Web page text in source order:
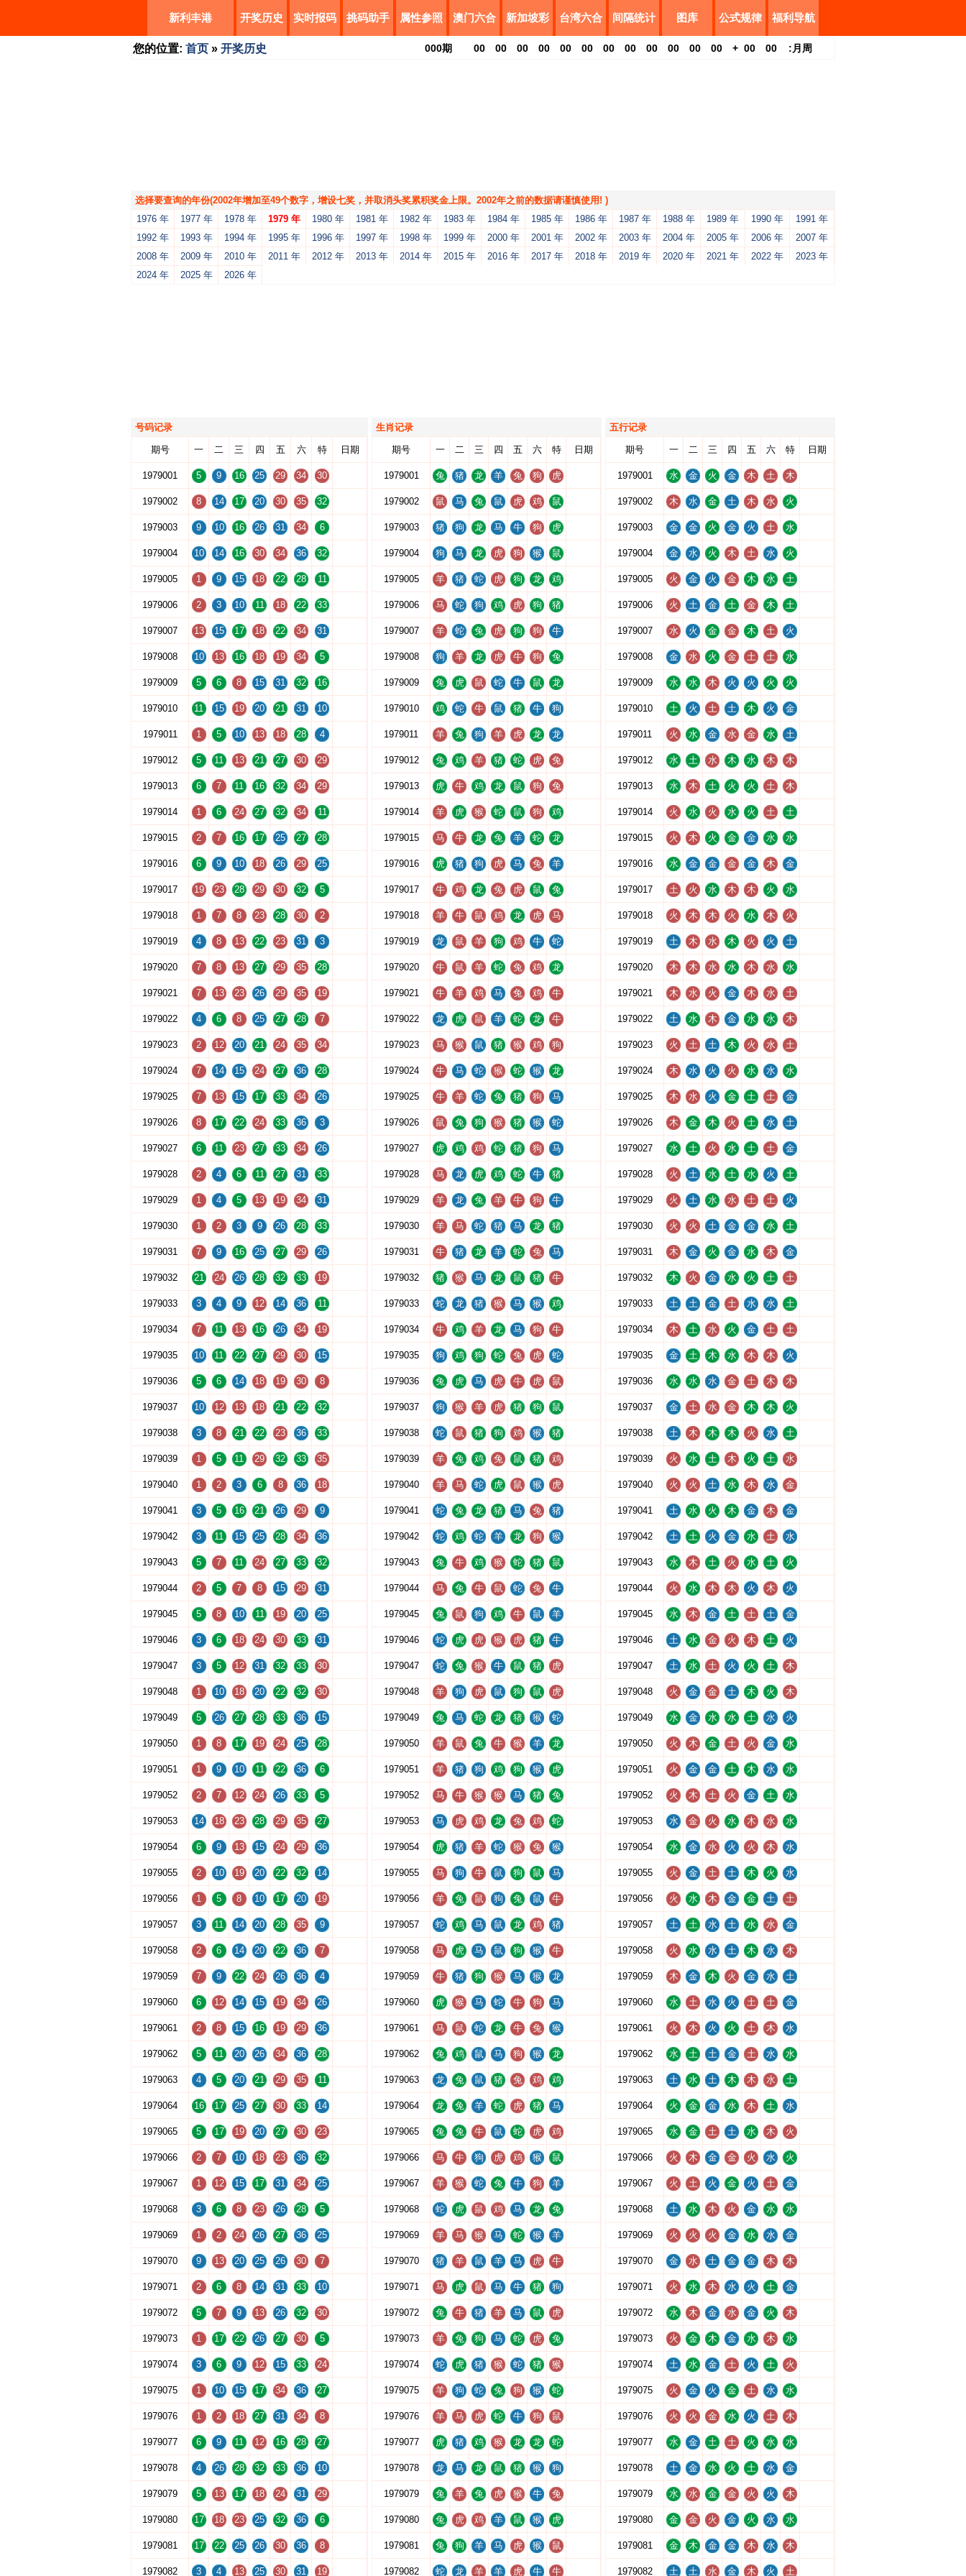
新利丰港 开奖历史 实时报码 挑码助手 属性参照 澳门六合 新加坡彩 台湾六合 间隔统计 图库 公式规律 福利导航
您的位置: 首页 » 开奖历史 000期 00 00 00 00 00 00 00 00 00 00 00 00 + 00 00 : 月 周
选择要查询的年份(2002年增加至49个数字，增设七奖，并取消头奖累积奖金上限。2002年之前的数据请谨慎使用! )
1976 年
1977 年 1978 年 1979 年 1980 年 1981 年 1982 年 1983 年 1984 年 1985 年 1986 年 1987 年 1988 年 1989 年 1990 年
1991 年
1992 年
1993 年 1994 年 1995 年 1996 年 1997 年 1998 年 1999 年 2000 年 2001 年 2002 年 2003 年 2004 年 2005 年 2006 年
2007 年
2008 年
2009 年 2010 年 2011 年 2012 年 2013 年 2014 年 2015 年 2016 年 2017 年 2018 年 2019 年 2020 年 2021 年 2022 年
2023 年
2024 年
2025 年 2026 年
号码记录
期号 一 二 三 四 五 六 特 日期
1979001 5 9 16 25 29 34 30
1979002 8 14 17 20 30 35 32
1979003 9 10 16 26 31 34 6
1979004 10 14 16 30 34 36 32
1979005 1 9 15 18 22 28 11
1979006 2 3 10 11 18 22 33
1979007 13 15 17 18 22 34 31
1979008 10 13 16 18 19 34 5
1979009 5 6 8 15 31 32 16
1979010 11 15 19 20 21 31 10
1979011 1 5 10 13 18 28 4
1979012 5 11 13 21 27 30 29
1979013 6 7 11 16 32 34 29
1979014 1 6 24 27 32 34 11
1979015 2 7 16 17 25 27 28
1979016 6 9 10 18 26 29 25
1979017 19 23 28 29 30 32 5
1979018 1 7 8 23 28 30 2
1979019 4 8 13 22 23 31 3
1979020 7 8 13 27 29 35 28
1979021 7 13 23 26 29 35 19
1979022 4 6 8 25 27 28 7
1979023 2 12 20 21 24 35 34
1979024 7 14 15 24 27 36 28
1979025 7 13 15 17 33 34 26
1979026 8 17 22 24 33 36 3
1979027 6 11 23 27 33 34 26
1979028 2 4 6 11 27 31 33
1979029 1 4 5 13 19 34 31
1979030 1 2 3 9 26 28 33
1979031 7 9 16 25 27 29 26
1979032 21 24 26 28 32 33 19
1979033 3 4 9 12 14 36 11
1979034 7 11 13 16 26 34 19
1979035 10 11 22 27 29 30 15
1979036 5 6 14 18 19 30 8
1979037 10 12 13 18 21 22 32
1979038 3 8 21 22 23 36 33
1979039 1 5 11 29 32 33 35
1979040 1 2 3 6 8 36 18
1979041 3 5 16 21 26 29 9
1979042 3 11 15 25 28 34 36
1979043 5 7 11 24 27 33 32
1979044 2 5 7 8 15 29 31
1979045 5 8 10 11 19 20 25
1979046 3 6 18 24 30 33 31
1979047 3 5 12 31 32 33 30
1979048 1 10 18 20 22 32 30
1979049 5 26 27 28 33 36 15
1979050 1 8 17 19 24 25 28
1979051 1 9 10 11 22 36 6
1979052 2 7 12 24 26 33 5
1979053 14 18 23 28 29 35 27
1979054 6 9 13 15 24 29 36
1979055 2 10 19 20 22 32 14
1979056 1 5 8 10 17 20 19
1979057 3 11 14 20 28 35 9
1979058 2 6 14 20 22 36 7
1979059 7 9 22 24 26 36 4
1979060 6 12 14 15 19 34 26
1979061 2 8 15 16 19 29 36
1979062 5 11 20 26 34 36 28
1979063 4 5 20 21 29 35 11
1979064 16 17 25 27 30 33 14
1979065 5 17 19 20 27 30 23
1979066 2 7 10 18 23 36 32
1979067 1 12 15 17 31 34 25
1979068 3 6 8 23 26 28 5
1979069 1 2 24 26 27 36 25
1979070 9 13 20 25 26 30 7
1979071 2 6 8 14 31 33 10
1979072 5 7 9 13 26 32 30
1979073 1 17 22 26 27 30 5
1979074 3 6 9 12 15 33 24
1979075 1 10 15 17 34 36 27
1979076 1 2 18 27 31 34 8
1979077 6 9 11 12 16 28 27
1979078 4 26 28 32 33 36 10
1979079 5 13 17 18 24 31 29
1979080 17 18 23 25 32 36 6
1979081 17 22 25 26 30 36 8
1979082 3 4 13 25 30 31 19
生肖记录
期号 一 二 三 四 五 六 特 日期
1979001 兔 猪 龙 羊 兔 狗 虎
1979002 鼠 马 兔 鼠 虎 鸡 鼠
1979003 猪 狗 龙 马 牛 狗 虎
1979004 狗 马 龙 虎 狗 猴 鼠
1979005 羊 猪 蛇 虎 狗 龙 鸡
1979006 马 蛇 狗 鸡 虎 狗 猪
1979007 羊 蛇 兔 虎 狗 狗 牛
1979008 狗 羊 龙 虎 牛 狗 兔
1979009 兔 虎 鼠 蛇 牛 鼠 龙
1979010 鸡 蛇 牛 鼠 猪 牛 狗
1979011 羊 兔 狗 羊 虎 龙 龙
1979012 兔 鸡 羊 猪 蛇 虎 兔
1979013 虎 牛 鸡 龙 鼠 狗 兔
1979014 羊 虎 猴 蛇 鼠 狗 鸡
1979015 马 牛 龙 兔 羊 蛇 龙
1979016 虎 猪 狗 虎 马 兔 羊
1979017 牛 鸡 龙 兔 虎 鼠 兔
1979018 羊 牛 鼠 鸡 龙 虎 马
1979019 龙 鼠 羊 狗 鸡 牛 蛇
1979020 牛 鼠 羊 蛇 兔 鸡 龙
1979021 牛 羊 鸡 马 兔 鸡 牛
1979022 龙 虎 鼠 羊 蛇 龙 牛
1979023 马 猴 鼠 猪 猴 鸡 狗
1979024 牛 马 蛇 猴 蛇 猴 龙
1979025 牛 羊 蛇 兔 猪 狗 马
1979026 鼠 兔 狗 猴 猪 猴 蛇
1979027 虎 鸡 鸡 蛇 猪 狗 马
1979028 马 龙 虎 鸡 蛇 牛 猪
1979029 羊 龙 兔 羊 牛 狗 牛
1979030 羊 马 蛇 猪 马 龙 猪
1979031 牛 猪 龙 羊 蛇 兔 马
1979032 猪 猴 马 龙 鼠 猪 牛
1979033 蛇 龙 猪 猴 马 猴 鸡
1979034 牛 鸡 羊 龙 马 狗 牛
1979035 狗 鸡 狗 蛇 兔 虎 蛇
1979036 兔 虎 马 虎 牛 虎 鼠
1979037 狗 猴 羊 虎 猪 狗 鼠
1979038 蛇 鼠 猪 狗 鸡 猴 猪
1979039 羊 兔 鸡 兔 鼠 猪 鸡
1979040 羊 马 蛇 虎 鼠 猴 虎
1979041 蛇 兔 龙 猪 马 兔 猪
1979042 蛇 鸡 蛇 羊 龙 狗 猴
1979043 兔 牛 鸡 猴 蛇 猪 鼠
1979044 马 兔 牛 鼠 蛇 兔 牛
1979045 兔 鼠 狗 鸡 牛 鼠 羊
1979046 蛇 虎 虎 猴 虎 猪 牛
1979047 蛇 兔 猴 牛 鼠 猪 虎
1979048 羊 狗 虎 鼠 狗 鼠 虎
1979049 兔 马 蛇 龙 猪 猴 蛇
1979050 羊 鼠 兔 牛 猴 羊 龙
1979051 羊 猪 狗 鸡 狗 猴 虎
1979052 马 牛 猴 猴 马 猪 兔
1979053 马 虎 鸡 龙 兔 鸡 蛇
1979054 虎 猪 羊 蛇 猴 兔 猴
1979055 马 狗 牛 鼠 狗 鼠 马
1979056 羊 兔 鼠 狗 兔 鼠 牛
1979057 蛇 鸡 马 鼠 龙 鸡 猪
1979058 马 虎 马 鼠 狗 猴 牛
1979059 牛 猪 狗 猴 马 猴 龙
1979060 虎 猴 马 蛇 牛 狗 马
1979061 马 鼠 蛇 龙 牛 兔 猴
1979062 兔 鸡 鼠 马 狗 猴 龙
1979063 龙 兔 鼠 猪 兔 鸡 鸡
1979064 龙 兔 羊 蛇 虎 猪 马
1979065 兔 兔 牛 鼠 蛇 虎 鸡
1979066 马 牛 狗 虎 鸡 猴 鼠
1979067 羊 猴 蛇 兔 牛 狗 羊
1979068 蛇 虎 鼠 鸡 马 龙 兔
1979069 羊 马 猴 马 蛇 猴 羊
1979070 猪 羊 鼠 羊 马 虎 牛
1979071 马 虎 鼠 马 牛 猪 狗
1979072 兔 牛 猪 羊 马 鼠 虎
1979073 羊 兔 狗 马 蛇 虎 兔
1979074 蛇 虎 猪 猴 蛇 猪 猴
1979075 羊 狗 蛇 兔 狗 猴 蛇
1979076 羊 马 虎 蛇 牛 狗 鼠
1979077 虎 猪 鸡 猴 龙 龙 蛇
1979078 龙 马 龙 鼠 猪 猴 狗
1979079 兔 羊 兔 虎 猴 牛 兔
1979080 兔 虎 鸡 羊 鼠 猴 虎
1979081 兔 狗 羊 马 虎 猴 鼠
1979082 蛇 龙 羊 羊 虎 牛 牛
五行记录
期号 一 二 三 四 五 六 特 日期
1979001 水 金 火 金 木 土 木
1979002 木 水 金 土 木 水 火
1979003 金 金 火 金 火 土 水
1979004 金 水 火 木 土 水 火
1979005 火 金 火 金 木 水 土
1979006 火 土 金 土 金 木 土
1979007 水 火 金 金 木 土 火
1979008 金 水 火 金 土 土 水
1979009 水 水 木 火 火 火 火
1979010 土 火 土 土 木 火 金
1979011 火 水 金 水 金 水 土
1979012 水 土 水 木 水 木 木
1979013 水 木 土 火 火 土 木
1979014 火 水 火 水 火 土 土
1979015 火 木 火 金 金 水 水
1979016 水 金 金 金 金 木 金
1979017 土 火 水 木 木 火 水
1979018 火 木 木 火 水 木 火
1979019 土 木 水 木 火 火 土
1979020 木 木 水 水 木 水 水
1979021 木 水 火 金 木 水 土
1979022 土 水 木 金 水 水 木
1979023 火 土 土 木 火 水 土
1979024 木 水 火 火 水 水 水
1979025 木 水 火 金 土 土 金
1979026 木 金 木 火 土 水 土
1979027 水 土 火 水 土 土 金
1979028 火 土 水 土 水 火 土
1979029 火 土 水 水 土 土 火
1979030 火 火 土 金 金 水 土
1979031 木 金 火 金 水 木 金
1979032 木 火 金 水 火 土 土
1979033 土 土 金 土 水 水 土
1979034 木 土 水 火 金 土 土
1979035 金 土 木 水 木 木 火
1979036 水 水 水 金 土 木 木
1979037 金 土 水 金 木 木 火
1979038 土 木 木 木 火 水 土
1979039 火 水 土 木 火 土 水
1979040 火 火 土 水 木 水 金
1979041 土 水 火 木 金 木 金
1979042 土 土 火 金 水 土 水
1979043 水 木 土 火 水 土 火
1979044 火 水 木 木 火 木 火
1979045 水 木 金 土 土 土 金
1979046 土 水 金 火 木 土 火
1979047 土 水 土 火 火 土 木
1979048 火 金 金 土 木 火 木
1979049 水 金 水 水 土 水 火
1979050 火 木 金 土 火 金 水
1979051 火 金 金 土 木 水 水
1979052 火 木 土 火 金 土 水
1979053 水 金 火 水 木 水 水
1979054 水 金 水 火 火 木 水
1979055 火 金 土 土 木 火 水
1979056 火 水 木 金 金 土 土
1979057 土 土 水 土 水 水 金
1979058 火 水 水 土 木 水 木
1979059 木 金 木 火 金 水 土
1979060 水 土 水 火 土 土 金
1979061 火 木 火 火 土 木 水
1979062 水 土 土 金 土 水 水
1979063 土 水 土 木 木 水 土
1979064 火 金 金 水 木 土 水
1979065 水 金 土 土 水 木 火
1979066 火 木 金 金 火 水 火
1979067 火 土 火 金 火 土 金
1979068 土 水 木 火 金 水 水
1979069 火 火 火 金 水 水 金
1979070 金 水 土 金 金 木 木
1979071 火 水 木 水 火 土 金
1979072 水 木 金 水 金 火 木
1979073 火 金 木 金 水 木 水
1979074 土 水 金 土 火 土 火
1979075 火 金 火 金 土 水 水
1979076 火 火 金 水 火 土 木
1979077 水 金 土 土 火 水 水
1979078 土 金 水 火 土 水 金
1979079 水 水 金 金 火 火 木
1979080 金 金 火 金 火 水 水
1979081 金 木 金 金 木 水 木
1979082 土 土 水 金 木 火 土